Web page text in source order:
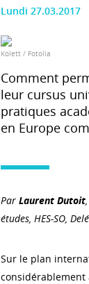
Lundi 27.03.2017
Kolett / Fotolia
Comment
leur cursus
pratiques
en Europe
Par Laurent Dutoit
études, HES-SO,
Sur le plan
considérablement